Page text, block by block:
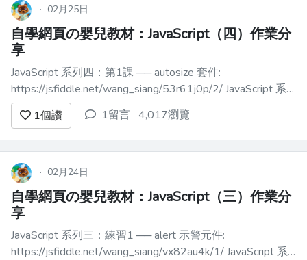
JavaScript 程式碼的原則和最佳實務。 什
麼是乾淨程式碼？ ------...
· 02月25日
自學網頁の嬰兒教材：JavaScript（四）作業分
享
JavaScript 系列四：第1課 ── autosize 套件:
https://jsfiddle.net/wang_siang/53r61j0p/2/ JavaScript 系
列四：第2課 ── vanilla-lazyload 套件
https://jsfiddle.net/wan...
1個讚 1留言 4,017瀏覽
· 02月24日
自學網頁の嬰兒教材：JavaScript（三）作業分
享
JavaScript 系列三：練習1 ── alert 示警元件:
https://jsfiddle.net/wang_siang/vx82au4k/1/ JavaScript 系